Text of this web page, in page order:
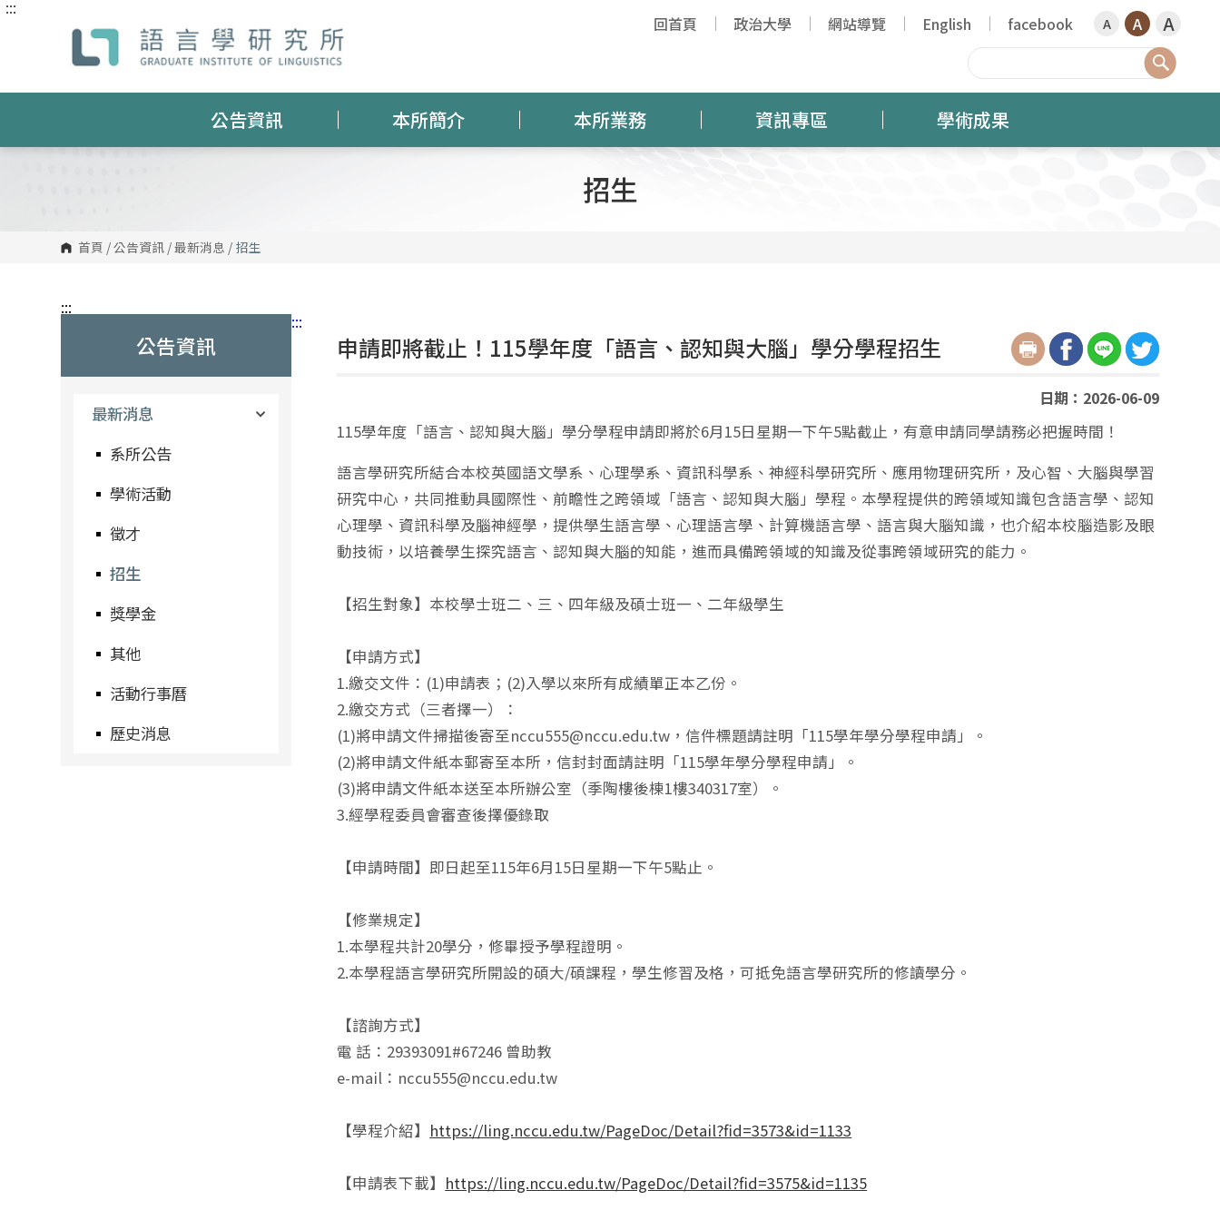
跳
區
:::
回首頁 政治大學 網站導覽 English facebook A A A
公告資訊 本所簡介 本所業務 資訊專區 學術成果
招生
首頁 /公告資訊 /最新消息 / 招生
:::
公告資訊
最新消息
系所公告
學術活動
徵才
招生
獎學金
其他
活動行事曆
歷史消息
:::
申請即將截止！115學年度「語言、認知與大腦」學分學程招生
日期：2026-06-09
115學年度「語言、認知與大腦」學分學程申請即將於6月15日星期一下午5點截止，有意申請同學請務必把握時間！
語言學研究所結合本校英國語文學系、心理學系、資訊科學系、神經科學研究所、應用物理研究所，及心智、大腦與學習
研究中心，共同推動具國際性、前瞻性之跨領域「語言、認知與大腦」學程。本學程提供的跨領域知識包含語言學、認知
心理學、資訊科學及腦神經學，提供學生語言學、心理語言學、計算機語言學、語言與大腦知識，也介紹本校腦造影及眼
動技術，以培養學生探究語言、認知與大腦的知能，進而具備跨領域的知識及從事跨領域研究的能力。
【招生對象】本校學士班二、三、四年級及碩士班一、二年級學生
【申請方式】
1.繳交文件：(1)申請表；(2)入學以來所有成績單正本乙份。
2.繳交方式（三者擇一）：
(1)將申請文件掃描後寄至nccu555@nccu.edu.tw，信件標題請註明「115學年學分學程申請」。
(2)將申請文件紙本郵寄至本所，信封封面請註明「115學年學分學程申請」。
(3)將申請文件紙本送至本所辦公室（季陶樓後棟1樓340317室）。
3.經學程委員會審查後擇優錄取
【申請時間】即日起至115年6月15日星期一下午5點止。
【修業規定】
1.本學程共計20學分，修畢授予學程證明。
2.本學程語言學研究所開設的碩大/碩課程，學生修習及格，可抵免語言學研究所的修讀學分。
【諮詢方式】
電 話：29393091#67246 曾助教
e-mail：nccu555@nccu.edu.tw
【學程介紹】 https://ling.nccu.edu.tw/PageDoc/Detail?fid=3573&id=1133
【申請表下載】 https://ling.nccu.edu.tw/PageDoc/Detail?fid=3575&id=1135